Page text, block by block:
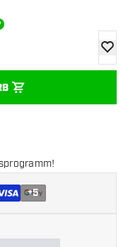
Zur
+5